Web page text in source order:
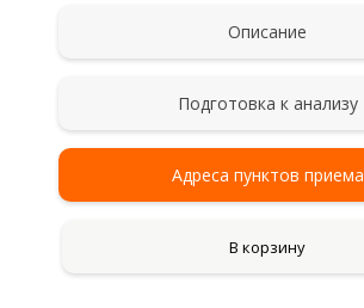
Описание
Подготовка к анализу
Адреса пунктов приема
В корзину